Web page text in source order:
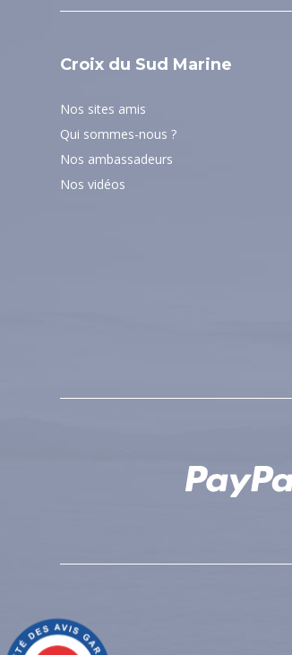
Croix du Sud Marine
Nos sites amis
Qui sommes-nous ?
Nos ambassadeurs
Nos vidéos